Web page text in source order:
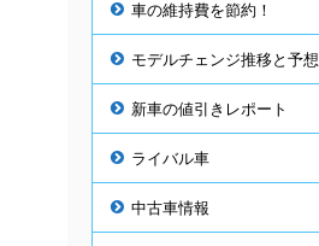
車の維持費を節約！
モデルチェンジ推移と予想
新車の値引きレポート
ライバル車
中古車情報